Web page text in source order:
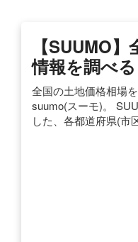
【SUUMO
情報を調べる
全国の土地価格相場
suumo(スーモ)。
した、各都道府県(